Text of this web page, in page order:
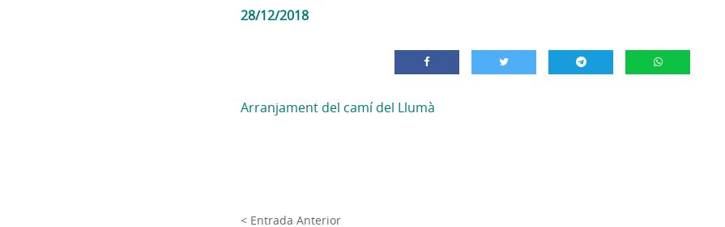
28/12/2018
Arranjament del camí del Llumà
< Entrada Anterior